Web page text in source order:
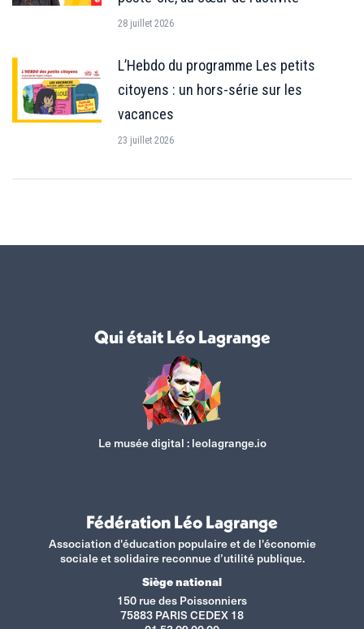
28 juillet 2026
L’Hebdo du programme Les petits
citoyens : un hors-série sur les
vacances
23 juillet 2026
Qui était Léo Lagrange
Le musée digital :leolagrange.io
Fédération Léo Lagrange
Association d'éducation populaire et de l'économie
sociale et solidaire reconnue d’utilité publique.
Siège national
150 rue des Poissonniers
75883 PARIS CEDEX 18